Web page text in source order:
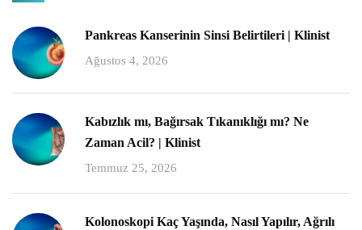
Pankreas Kanserinin Sinsi Belirtileri | Klinist
Ağustos 4, 2026
Kabızlık mı, Bağırsak Tıkanıklığı mı? Ne
Zaman Acil? | Klinist
Temmuz 25, 2026
Kolonoskopi Kaç Yaşında, Nasıl Yapılır, Ağrılı